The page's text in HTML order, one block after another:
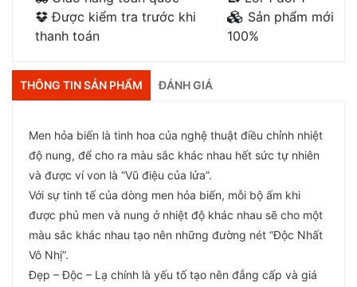
Được kiểm tra trước khi
thanh toán
Sản phẩm mới
100%
THÔNG TIN SẢN PHẨM ĐÁNH GIÁ
Men hỏa biến là tinh hoa của nghệ thuật điều chỉnh nhiệt
độ nung, để cho ra màu sắc khác nhau hết sức tự nhiên
và được ví von là “Vũ điệu của lửa”.
Với sự tinh tế của dòng men hỏa biến, mỗi bộ ấm khi
được phủ men và nung ở nhiệt độ khác nhau sẽ cho một
màu sắc khác nhau tạo nên những đường nét “Độc Nhất
Vô Nhị”.
Đẹp – Độc – Lạ chính là yếu tố tạo nên đẳng cấp và giá